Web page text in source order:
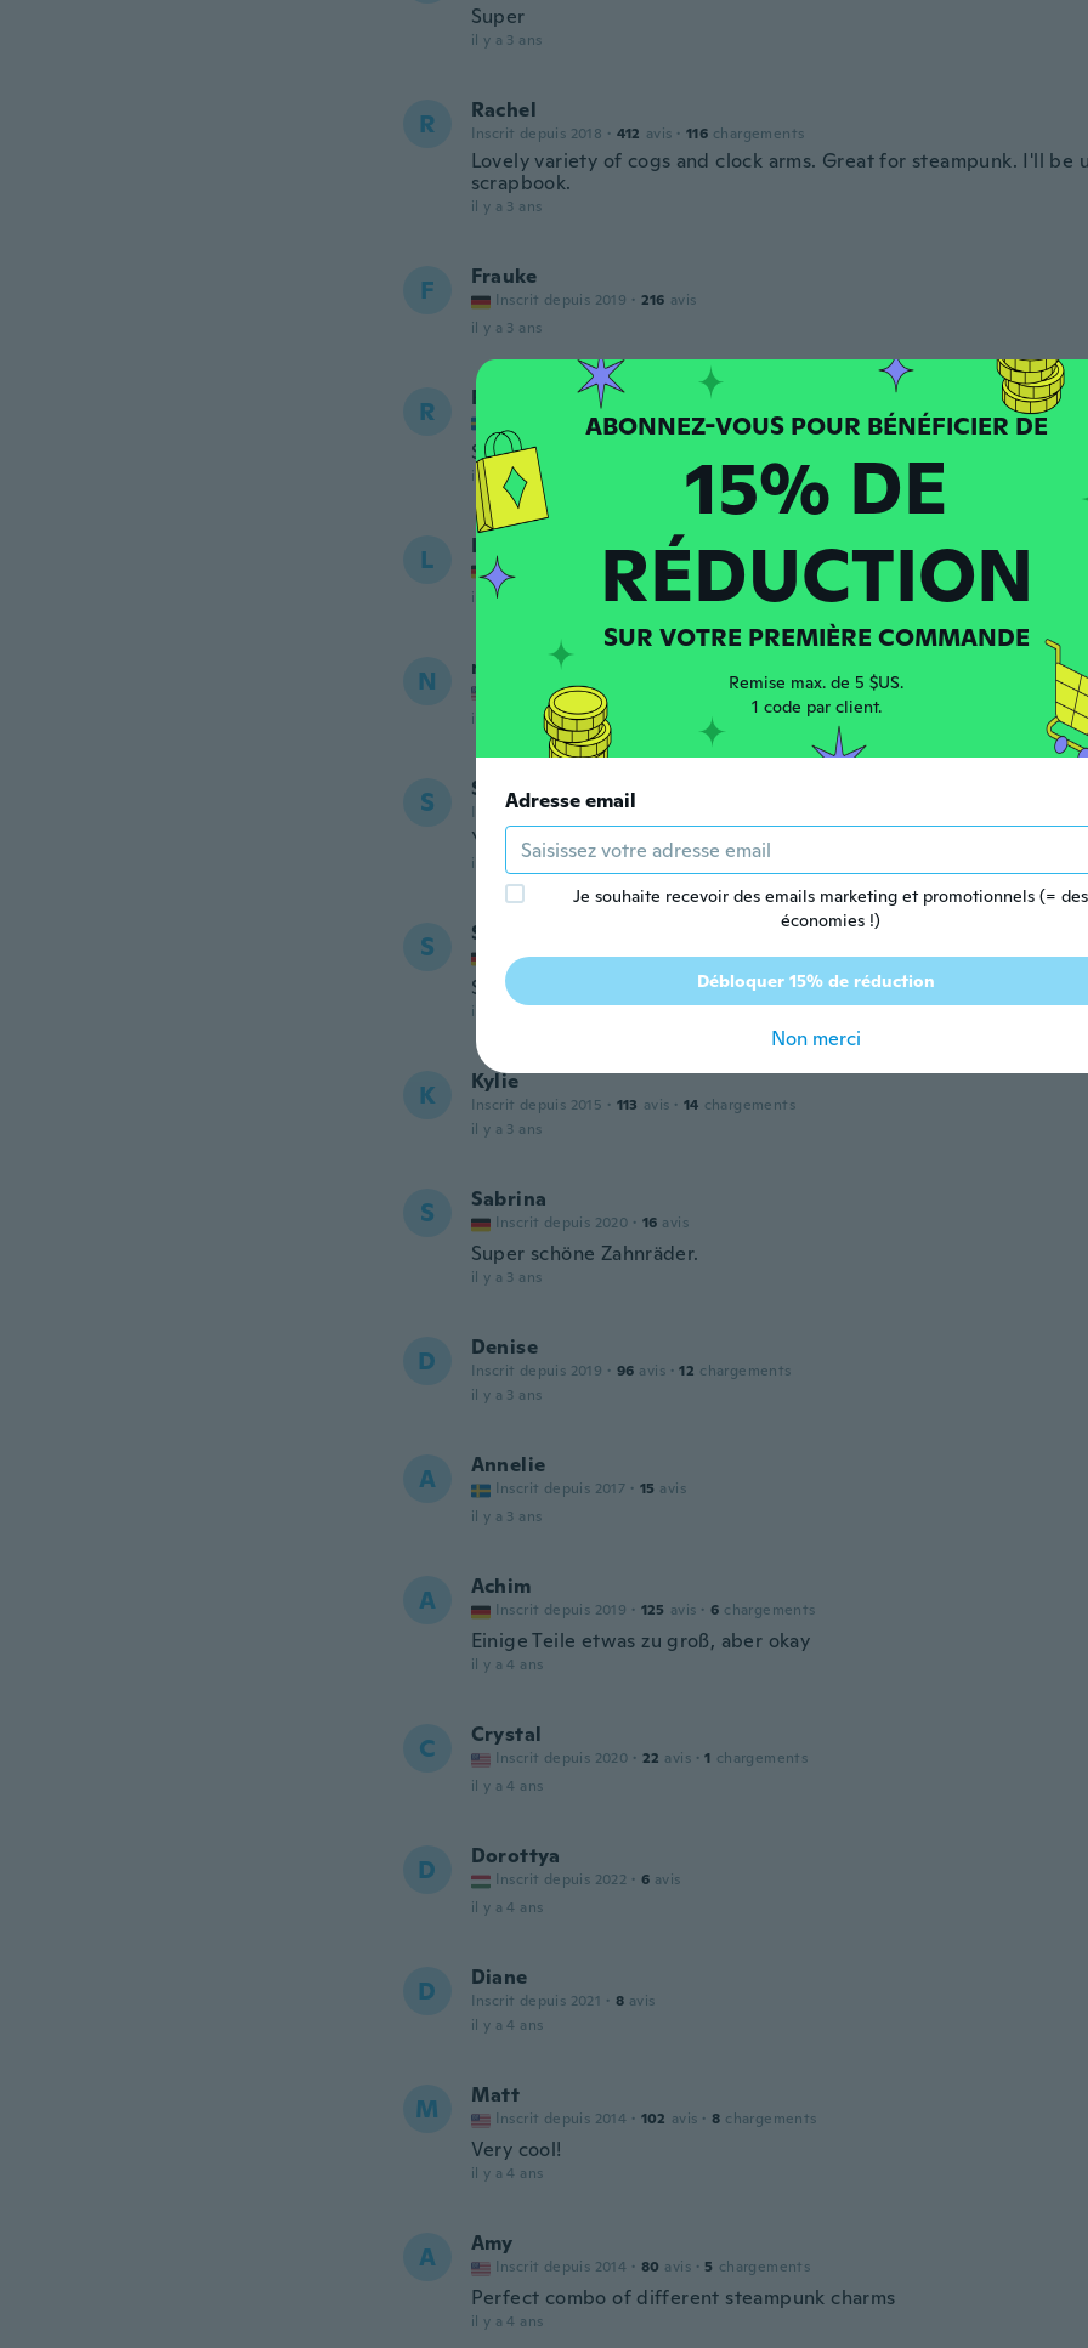
Super
il y a 3 ans
R Rachel
Inscrit depuis 2018 · 412 avis · 116 chargements
Lovely variety of cogs and clock arms. Great for steampunk. I'll be
scrapbook.
il y a 3 ans
F Frauke
Inscrit depuis 2019 · 216 avis
il y a 3 ans
R Roberth
Inscrit depuis 2019 · 201 avis
So good!
il y a 3 ans
L Linda
Inscrit depuis 2021 · 9
avis
il y a 3 ans
N nicklaus
Inscrit depuis 2019 104 chargements
il y a 3 ans
S Suzanne
Inscrit depuis 2023 · 3 avis
You get a random choice of gears. Not as shown.
il y a 3 ans
S Sigrid
Inscrit depuis 2017 · 33 avis · 6 chargements
Sehen sehr gut aus
il y a 3 ans
K Kylie
Inscrit depuis 2015 · 113 avis · 14 chargements
il y a 3 ans
S Sabrina
Inscrit depuis 2020 · 16 avis
Super schöne Zahnräder.
il y a 3 ans
D Denise
Inscrit depuis 2019 · 96 avis · 12 chargements
il y a 3 ans
A Annelie
Inscrit depuis 2017 · 15 avis
il y a 3 ans
A Achim
Inscrit depuis 2019 · 125 avis · 6 chargements
Einige Teile etwas zu groß, aber okay
il y a 4 ans
C Crystal
Inscrit depuis 2020 · 22 avis · 1 chargements
il y a 4 ans
D Dorottya
Inscrit depuis 2022 · 6 avis
il y a 4 ans
D Diane
Inscrit depuis 2021 · 8 avis
il y a 4 ans
M Matt
Inscrit depuis 2014 · 102 avis · 8 chargements
Very cool!
il y a 4 ans
A Amy
Inscrit depuis 2014 · 80 avis · 5 chargements
Perfect combo of different steampunk charms
il y a 4 ans
15% DE
RÉDUCTION
SUR VOTRE PREMIÈRE COMMANDE
Remise max. de 5 $US.
1 code par client.
Adresse email
Je souhaite recevoir des emails marketing et promotionnels (= des
économies !)
Débloquer 15% de réduction
Non merci